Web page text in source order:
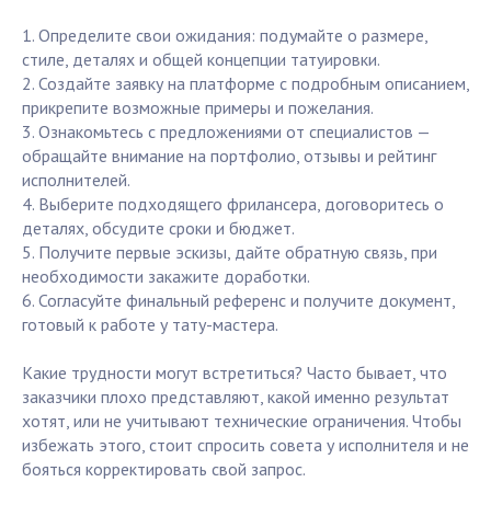
1. Определите свои ожидания: подумайте о размере,
стиле, деталях и общей концепции татуировки.
2. Создайте заявку на платформе с подробным описанием,
прикрепите возможные примеры и пожелания.
3. Ознакомьтесь с предложениями от специалистов —
обращайте внимание на портфолио, отзывы и рейтинг
исполнителей.
4. Выберите подходящего фрилансера, договоритесь о
деталях, обсудите сроки и бюджет.
5. Получите первые эскизы, дайте обратную связь, при
необходимости закажите доработки.
6. Согласуйте финальный референс и получите документ,
готовый к работе у тату-мастера.
Какие трудности могут встретиться? Часто бывает, что
заказчики плохо представляют, какой именно результат
хотят, или не учитывают технические ограничения. Чтобы
избежать этого, стоит спросить совета у исполнителя и не
бояться корректировать свой запрос.